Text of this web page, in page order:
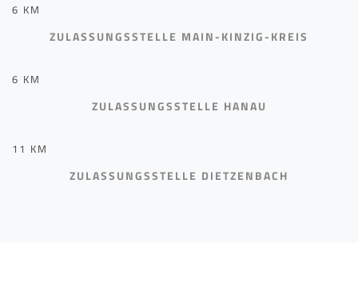
6 KM
ZULASSUNGSSTELLE MAIN-KINZIG-KREIS
6 KM
ZULASSUNGSSTELLE HANAU
11 KM
ZULASSUNGSSTELLE DIETZENBACH